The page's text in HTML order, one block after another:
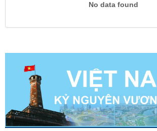
No data found